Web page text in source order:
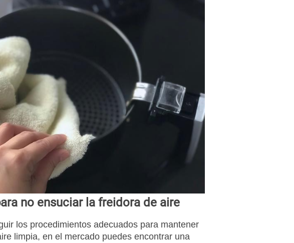
no ensuciar la freidora de aire
los procedimientos adecuados para mantener
limpia, en el mercado puedes encontrar una